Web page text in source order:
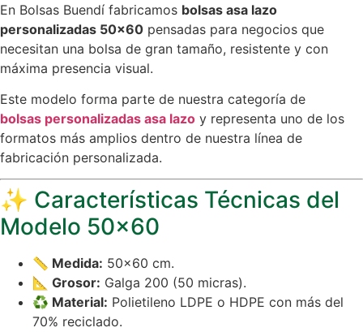
En Bolsas Buendí fabricamos bolsas asa lazo
personalizadas 50×60 pensadas para negocios que
necesitan una bolsa de gran tamaño, resistente y con
máxima presencia visual.
Este modelo forma parte de nuestra categoría de
bolsas personalizadas asa lazo y representa uno de los
formatos más amplios dentro de nuestra línea de
fabricación personalizada.
✨ Características Técnicas del
Modelo 50×60
📏 Medida: 50×60 cm.
📐 Grosor: Galga 200 (50 micras).
♻ Material: Polietileno LDPE o HDPE con más del
70% reciclado.